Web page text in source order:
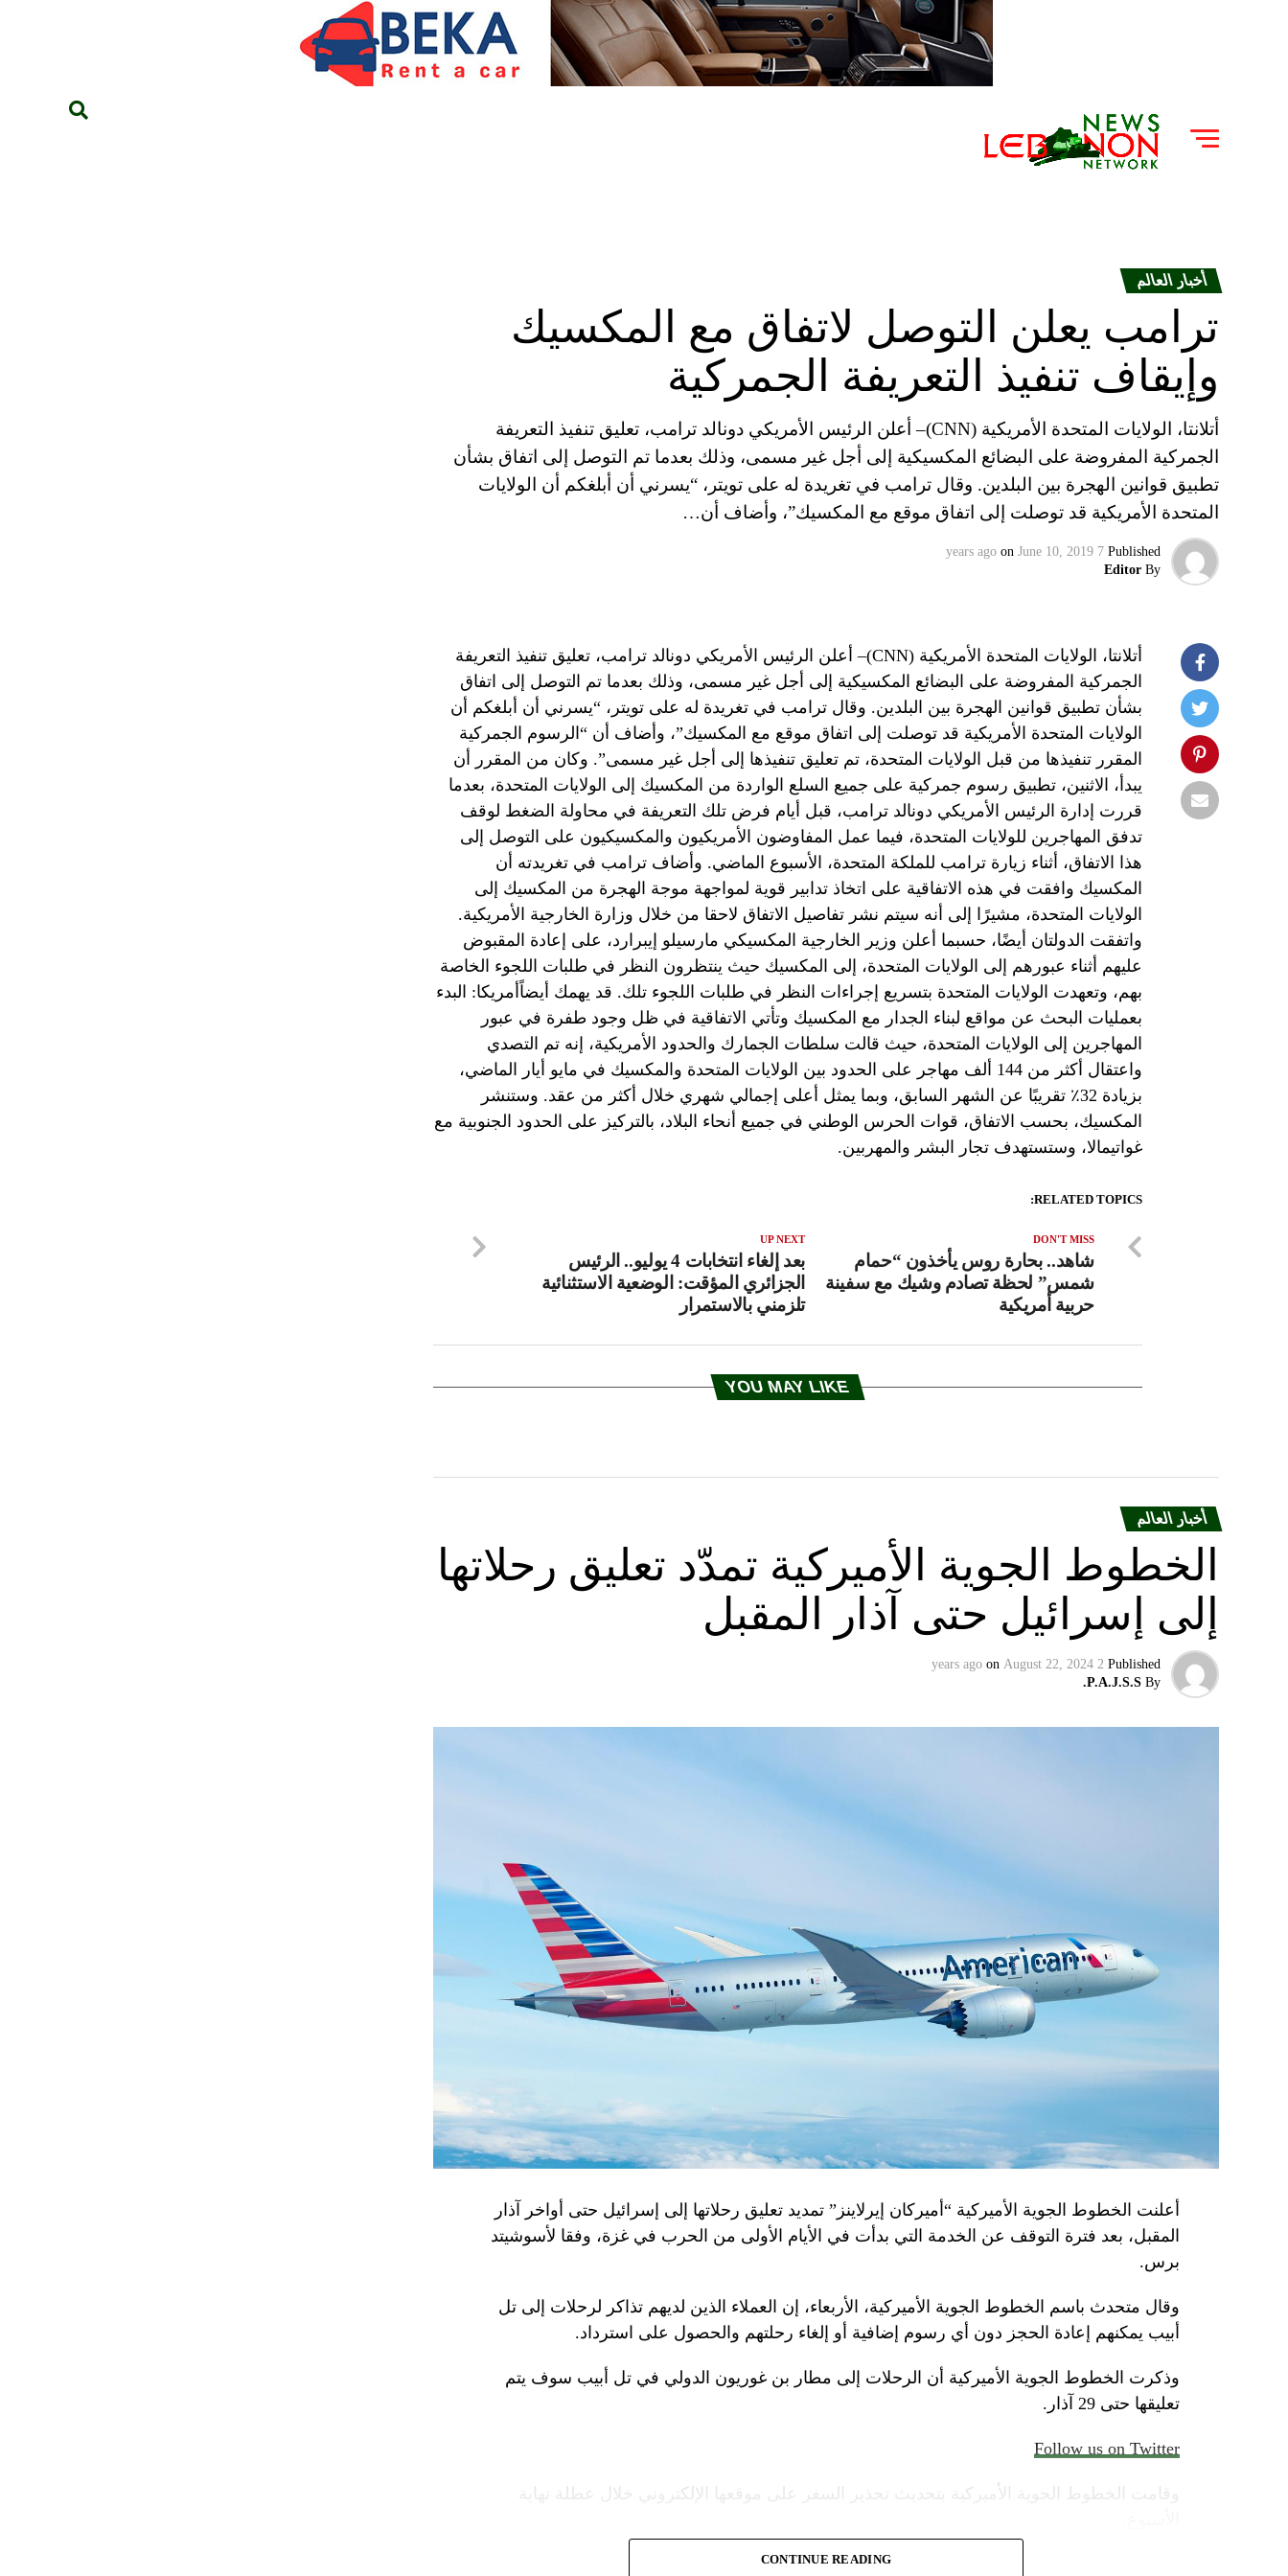
أخبار العالم
ترامب يعلن التوصل لاتفاق مع المكسيك
وإيقاف تنفيذ التعريفة الجمركية
أتلانتا، الولايات المتحدة الأمريكية (CNN)– أعلن الرئيس الأمريكي دونالد ترامب، تعليق تنفيذ التعريفة
الجمركية المفروضة على البضائع المكسيكية إلى أجل غير مسمى، وذلك بعدما تم التوصل إلى اتفاق بشأن
تطبيق قوانين الهجرة بين البلدين. وقال ترامب في تغريدة له على تويتر، “يسرني أن أبلغكم أن الولايات
المتحدة الأمريكية قد توصلت إلى اتفاق موقع مع المكسيك”، وأضاف أن…
Published
7 years ago
on June 10, 2019
By
Editor
أتلانتا، الولايات المتحدة الأمريكية (CNN)– أعلن الرئيس الأمريكي دونالد ترامب، تعليق تنفيذ التعريفة
الجمركية المفروضة على البضائع المكسيكية إلى أجل غير مسمى، وذلك بعدما تم التوصل إلى اتفاق
بشأن تطبيق قوانين الهجرة بين البلدين. وقال ترامب في تغريدة له على تويتر، “يسرني أن أبلغكم أن
الولايات المتحدة الأمريكية قد توصلت إلى اتفاق موقع مع المكسيك”، وأضاف أن “الرسوم الجمركية
المقرر تنفيذها من قبل الولايات المتحدة، تم تعليق تنفيذها إلى أجل غير مسمى”. وكان من المقرر أن
يبدأ، الاثنين، تطبيق رسوم جمركية على جميع السلع الواردة من المكسيك إلى الولايات المتحدة، بعدما
قررت إدارة الرئيس الأمريكي دونالد ترامب، قبل أيام فرض تلك التعريفة في محاولة الضغط لوقف
تدفق المهاجرين للولايات المتحدة، فيما عمل المفاوضون الأمريكيون والمكسيكيون على التوصل إلى
هذا الاتفاق، أثناء زيارة ترامب للملكة المتحدة، الأسبوع الماضي. وأضاف ترامب في تغريدته أن
المكسيك وافقت في هذه الاتفاقية على اتخاذ تدابير قوية لمواجهة موجة الهجرة من المكسيك إلى
الولايات المتحدة، مشيرًا إلى أنه سيتم نشر تفاصيل الاتفاق لاحقا من خلال وزارة الخارجية الأمريكية.
واتفقت الدولتان أيضًا، حسبما أعلن وزير الخارجية المكسيكي مارسيلو إيبرارد، على إعادة المقبوض
عليهم أثناء عبورهم إلى الولايات المتحدة، إلى المكسيك حيث ينتظرون النظر في طلبات اللجوء الخاصة
بهم، وتعهدت الولايات المتحدة بتسريع إجراءات النظر في طلبات اللجوء تلك. قد يهمك أيضاًأمريكا: البدء
بعمليات البحث عن مواقع لبناء الجدار مع المكسيك وتأتي الاتفاقية في ظل وجود طفرة في عبور
المهاجرين إلى الولايات المتحدة، حيث قالت سلطات الجمارك والحدود الأمريكية، إنه تم التصدي
واعتقال أكثر من 144 ألف مهاجر على الحدود بين الولايات المتحدة والمكسيك في مايو أيار الماضي،
بزيادة 32٪ تقريبًا عن الشهر السابق، وبما يمثل أعلى إجمالي شهري خلال أكثر من عقد. وستنشر
المكسيك، بحسب الاتفاق، قوات الحرس الوطني في جميع أنحاء البلاد، بالتركيز على الحدود الجنوبية مع
غواتيمالا، وستستهدف تجار البشر والمهربين.
RELATED TOPICS:
UP NEXT
بعد إلغاء انتخابات 4 يوليو.. الرئيس
الجزائري المؤقت: الوضعية الاستثنائية
تلزمني بالاستمرار
DON'T MISS
شاهد.. بحارة روس يأخذون “حمام
شمس” لحظة تصادم وشيك مع سفينة
حربية أمريكية
YOU MAY LIKE
أخبار العالم
الخطوط الجوية الأميركية تمدّد تعليق رحلاتها
إلى إسرائيل حتى آذار المقبل
Published
2 years ago
on August 22, 2024
By
P.A.J.S.S.
أعلنت الخطوط الجوية الأميركية “أميركان إيرلاينز” تمديد تعليق رحلاتها إلى إسرائيل حتى أواخر آذار
المقبل، بعد فترة التوقف عن الخدمة التي بدأت في الأيام الأولى من الحرب في غزة، وفقا لأسوشيتد
برس.
وقال متحدث باسم الخطوط الجوية الأميركية، الأربعاء، إن العملاء الذين لديهم تذاكر لرحلات إلى تل
أبيب يمكنهم إعادة الحجز دون أي رسوم إضافية أو إلغاء رحلتهم والحصول على استرداد.
وذكرت الخطوط الجوية الأميركية أن الرحلات إلى مطار بن غوريون الدولي في تل أبيب سوف يتم
تعليقها حتى 29 آذار.
Follow us on Twitter
وقامت الخطوط الجوية الأميركية بتحديث تحذير السفر على موقعها الإلكتروني خلال عطلة نهاية
وأضاف المتحدث “سنواصل العمل بشكل وثيق مع شركات الطيران الشريكة لمساعدة العملاء
CONTINUE READING